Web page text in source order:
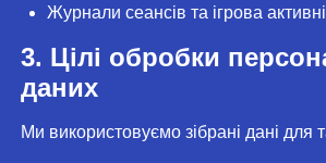
Журнали сеансів та ігрова
3. Цілі обробки
даних
Ми використовуємо зібрані дані для